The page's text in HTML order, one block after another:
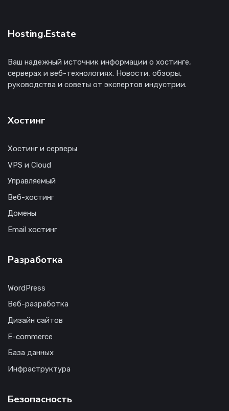
Hosting.Estate
Ваш надежный источник информации о хостинге,
серверах и веб-технологиях. Новости, обзоры,
руководства и советы от экспертов индустрии.
Хостинг
Хостинг и серверы
VPS и Cloud
Управляемый
Веб-хостинг
Домены
Email хостинг
Разработка
WordPress
Веб-разработка
Дизайн сайтов
E-commerce
База данных
Инфраструктура
Безопасность